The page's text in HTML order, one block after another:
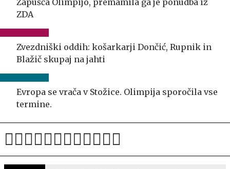
ZDA
Zvezdniški oddih: košarkarji Dončić, Rupnik in
Blažič skupaj na jahti
Evropa se vrača v Stožice. Olimpija sporočila vse
termine.